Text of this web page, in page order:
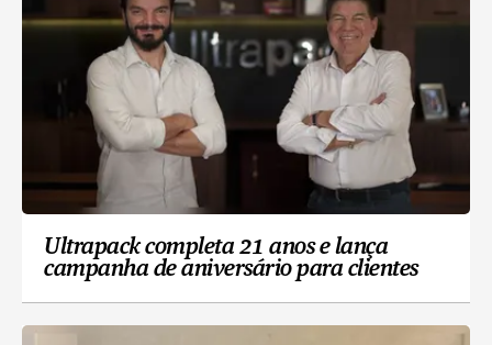
Ultrapack completa 21 anos e lança
campanha de aniversário para clientes